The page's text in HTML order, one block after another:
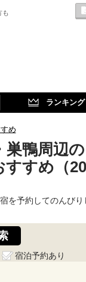
も
ランキング
め
巣鴨周辺
すすめ（
を予約してのんびり
宿泊予約あり